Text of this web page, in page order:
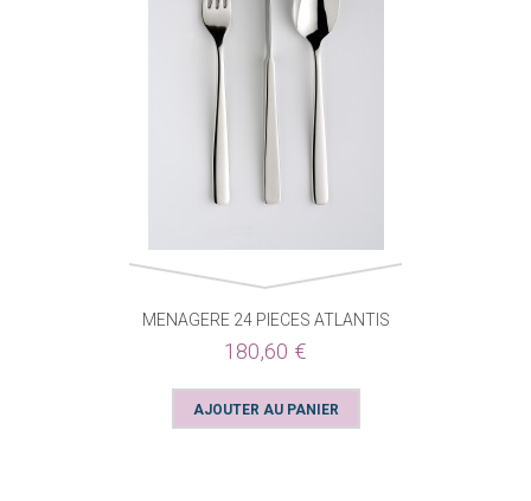
MENAGERE 24 PIECES ATLANTIS
180,60 €